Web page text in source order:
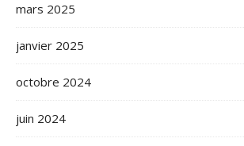
mars 2025
janvier 2025
octobre 2024
juin 2024